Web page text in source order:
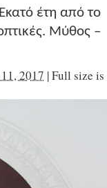
έτη από το
Μύθος –
2017 |Full size is